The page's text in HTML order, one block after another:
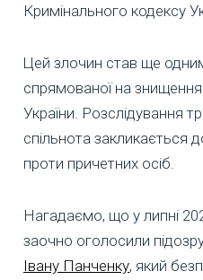
Кримінального кодексу
Цей злочин став ще
спрямованої на
України. Розслідування
спільнота закликається
проти причетних осіб.
Нагадаємо, що у липні
заочно оголосили
Івану Панченку, який